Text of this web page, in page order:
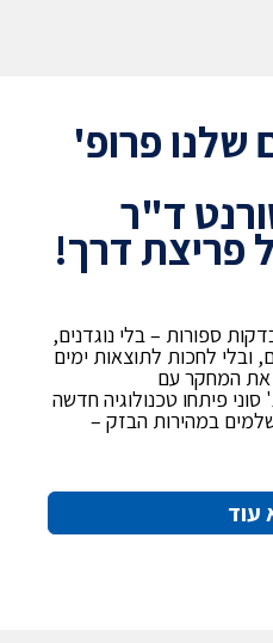
שלנו פרופ'
ד"ר
פריצת דרך!
ספורות – בלי נוגדנים,
ובלי לחכות לתוצאות ימים
את המחקר עם
פיתחו טכנולוגיה חדשה
במהירות הבזק –
עוד